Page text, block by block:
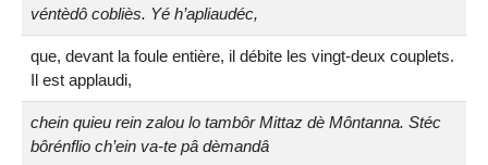
véntèdô cobliès. Yé h’apliaudéc,
que, devant la foule entière, il débite les vingt-deux couplets.
Il est applaudi,
chein quieu rein zalou lo tambôr Mittaz dè Môntanna. Stéc
bôrénflio ch’ein va-te pâ dèmandâ